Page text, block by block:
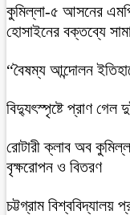
কুমিল্লা-৫ আসনের
হোসাইনের বক্তব্যে
“বৈষম্য আন্দোলন
বিদ্যুৎস্পৃষ্টে প্রাণ গেল
রোটারী ক্লাব অব
বৃক্ষরোপন ও বিতরণ
চট্টগ্রাম